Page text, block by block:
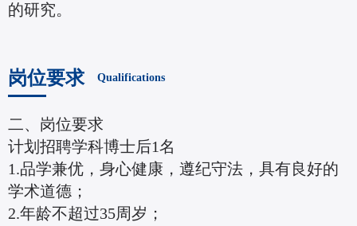
的研究。
岗位要求 Qualifications
二、岗位要求
计划招聘学科博士后1名
1.品学兼优，身心健康，遵纪守法，具有良好的
学术道德；
2.年龄不超过35周岁；